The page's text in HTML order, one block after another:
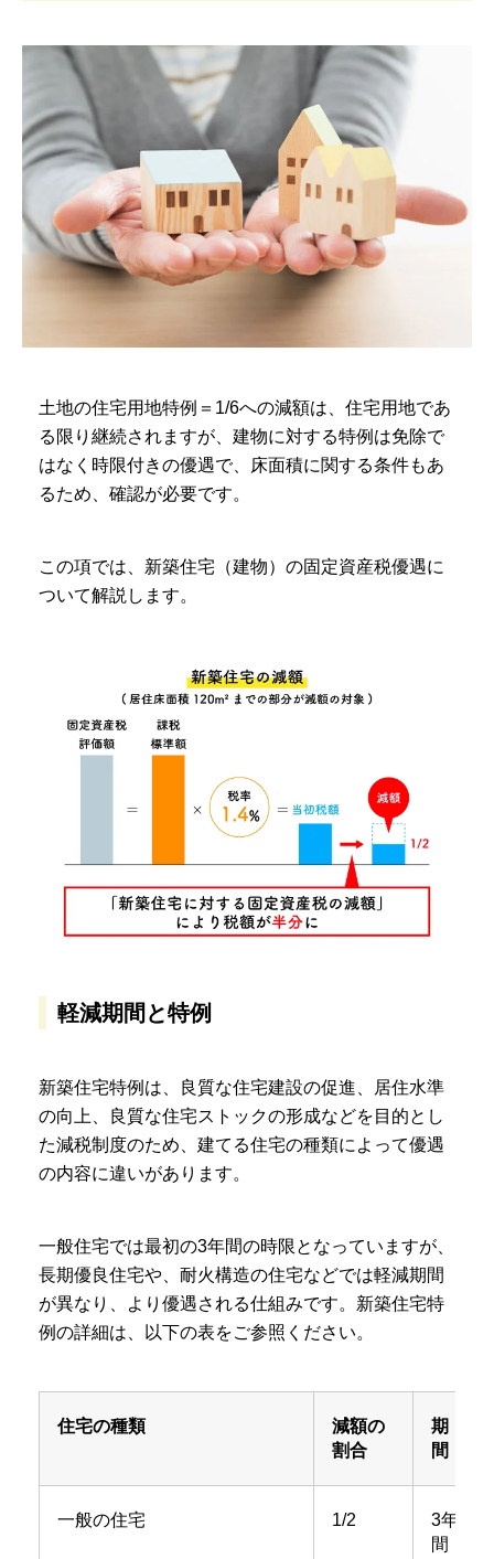
土地の住宅用地特例＝1/6への減額は、住宅用地であ
る限り継続されますが、建物に対する特例は免除で
はなく時限付きの優遇で、床面積に関する条件もあ
るため、確認が必要です。
この項では、新築住宅（建物）の固定資産税優遇に
ついて解説します。
軽減期間と特例
新築住宅特例は、良質な住宅建設の促進、居住水準
の向上、良質な住宅ストックの形成などを目的とし
た減税制度のため、建てる住宅の種類によって優遇
の内容に違いがあります。
一般住宅では最初の3年間の時限となっていますが、
長期優良住宅や、耐火構造の住宅などでは軽減期間
が異なり、より優遇される仕組みです。新築住宅特
例の詳細は、以下の表をご参照ください。
住宅の種類
減額の
割合
期
間
一般の住宅 1/2
3年
間